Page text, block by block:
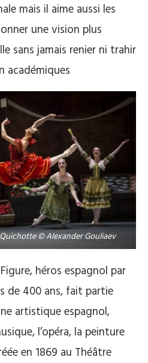
mais il aime aussi les
une vision plus
sans jamais renier ni trahir
académiques
© Alexander Gouliaev
héros espagnol par
de 400 ans, fait partie
artistique espagnol,
l’opéra, la peinture
en 1869 au Théâtre